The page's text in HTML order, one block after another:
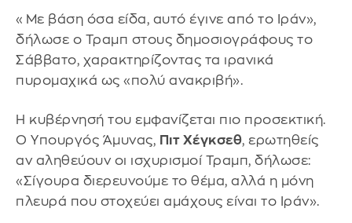
«Με βάση όσα είδα, αυτό έγινε από το Ιράν»,
δήλωσε ο Τραμπ στους δημοσιογράφους το
Σάββατο, χαρακτηρίζοντας τα ιρανικά
πυρομαχικά ως «πολύ ανακριβή».
Η κυβέρνησή του εμφανίζεται πιο προσεκτική.
Ο Υπουργός Άμυνας, Πιτ Χέγκσεθ, ερωτηθείς
αν αληθεύουν οι ισχυρισμοί Τραμπ, δήλωσε:
«Σίγουρα διερευνούμε το θέμα, αλλά η μόνη
πλευρά που στοχεύει αμάχους είναι το Ιράν».